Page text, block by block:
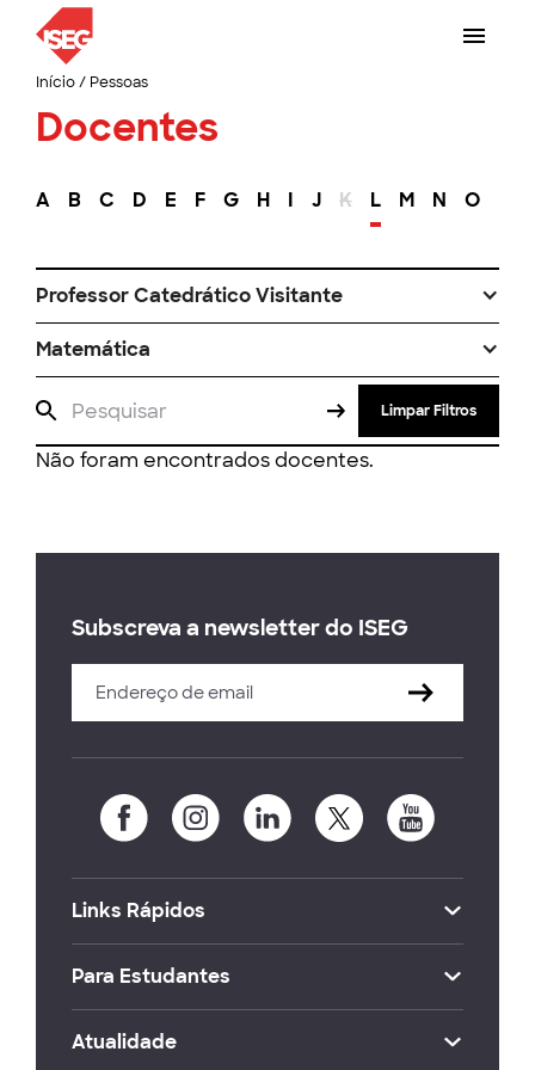
Início/ Pessoas
Docentes
A B C D E F G H I J K L M N O
Professor Catedrático Visitante
Matemática
Limpar Filtros
Não foram encontrados docentes.
Subscreva a newsletter do ISEG
Links Rápidos
Para Estudantes
Atualidade